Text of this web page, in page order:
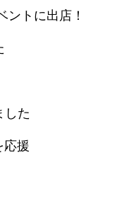
トに出店！
した
応援